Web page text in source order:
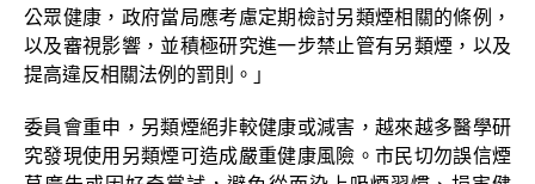
公眾健康，政府當局應考慮定期檢討另類煙相關的條例，
以及審視影響，並積極研究進一步禁止管有另類煙，以及
提高違反相關法例的罰則。」
委員會重申，另類煙絕非較健康或減害，越來越多醫學研
究發現使用另類煙可造成嚴重健康風險。市民切勿誤信煙